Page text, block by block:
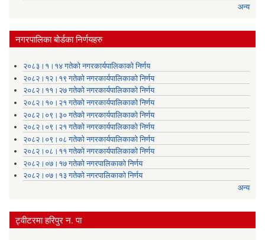
अन्य
नगरपालिका बोर्डका निर्णयहरु
२०८३।१।१४ गतेको नगरकार्यपालिकाको निर्णय
२०८२।१२।१९ गतेको नगरकार्यपालिकाको निर्णय
२०८२।११।२७ गतेको नगरकार्यपालिकाको निर्णय
२०८२।१०।२१ गतेको नगरकार्यपालिकाको निर्णय
२०८२।०९।३० गतेको नगरकार्यपालिकाको निर्णय
२०८२।०९।२१ गतेको नगरकार्यपालिकाको निर्णय
२०८२।०९।०८ गतेको नगरकार्यपालिकाको निर्णय
२०८२।०८।११ गतेको नगरकार्यपालिकाको निर्णय
२०८२।०७।१७ गतेको नगरपालिकाको निर्णय
२०८२।०७।१३ गतेको नगरपालिकाको निर्णय
अन्य
ट्वीटरमा हरिपुर न. पा